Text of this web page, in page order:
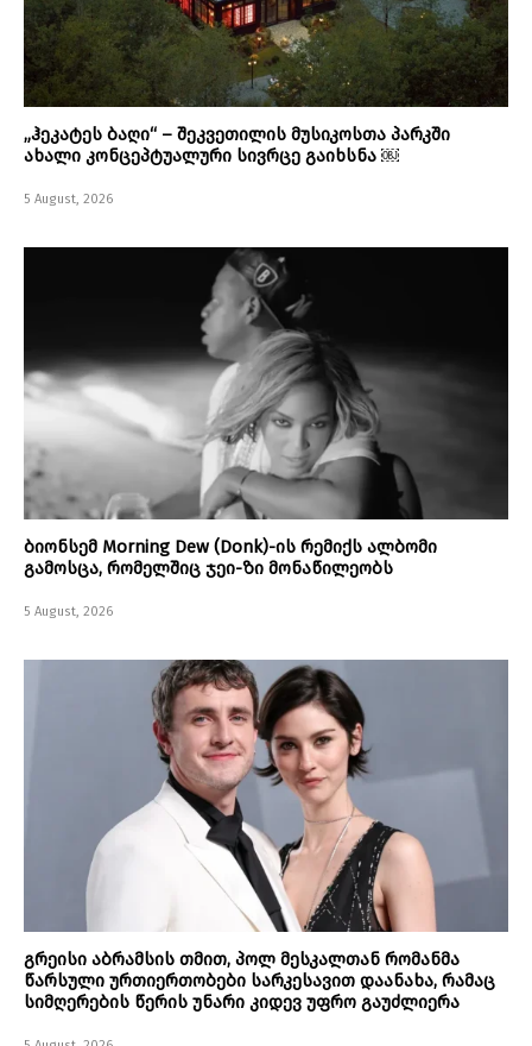
„ჰეკატეს ბაღი“ – შეკვეთილის მუსიკოსთა პარკში
ახალი კონცეპტუალური სივრცე გაიხსნა ￼
5 August, 2026
ბიონსემ Morning Dew (Donk)-ის რემიქს ალბომი
გამოსცა, რომელშიც ჯეი-ზი მონაწილეობს
5 August, 2026
გრეისი აბრამსის თმით, პოლ მესკალთან რომანმა
წარსული ურთიერთობები სარკესავით დაანახა, რამაც
სიმღერების წერის უნარი კიდევ უფრო გაუძლიერა